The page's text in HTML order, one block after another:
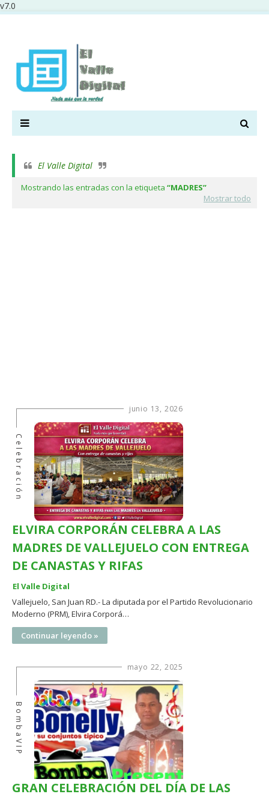
v7.0
El Valle Digital
Mostrando las entradas con la etiqueta
MADRES
Mostrar todo
junio 13, 2026
Celebración
ELVIRA CORPORÁN CELEBRA A LAS
MADRES DE VALLEJUELO CON ENTREGA
DE CANASTAS Y RIFAS
El Valle Digital
Vallejuelo, San Juan RD.- La diputada por el Partido Revolucionario
Moderno (PRM), Elvira Corporá…
Continuar leyendo »
mayo 22, 2025
BombaVIP
GRAN CELEBRACIÓN DEL DÍA DE LAS